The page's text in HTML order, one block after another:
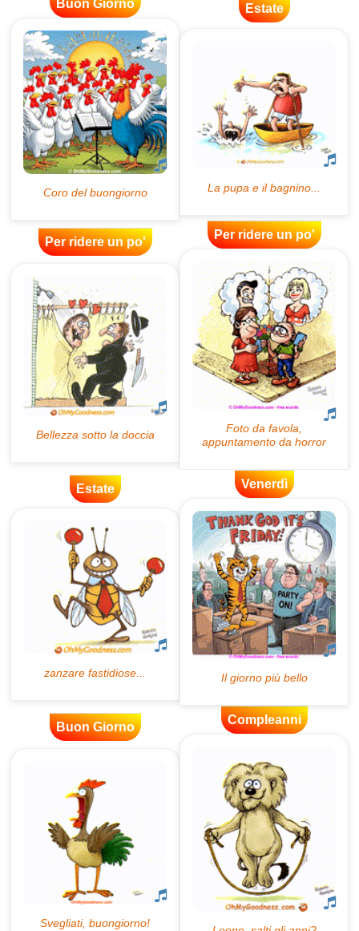
Buon Giorno Estate
Per ridere un po'
Per ridere un po'
Estate Venerdì
Buon Giorno
Compleanni